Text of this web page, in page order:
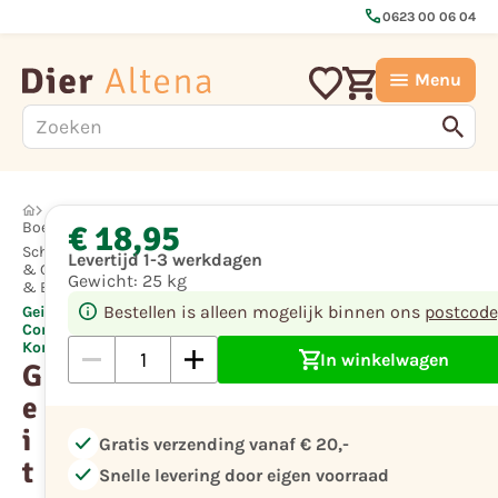
call0623 00 06 04
Menu
Boerderijdier
Schaap
& Geit
& Ezel
Geiten
Conditie
Korrel
G
e
i
t
€ 18,95
Levertijd 1-3 werkdagen
Gewicht: 25 kg
Bestellen is alleen mogelijk binnen ons
In winkelwagen
check Gratis verzending vanaf € 20,-
check Snelle levering door eigen voorraad